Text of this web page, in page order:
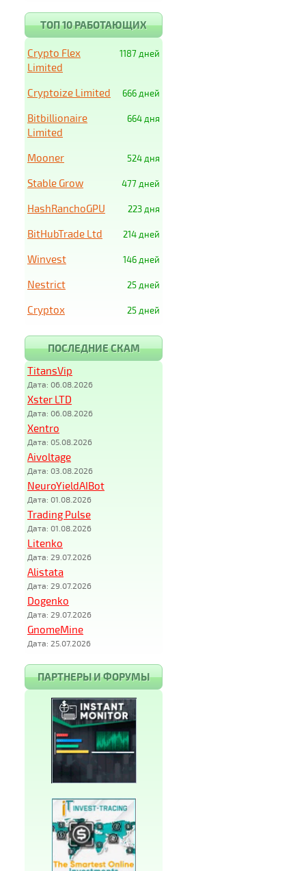
ТОП 10 РАБОТАЮЩИХ
1187 дней
Crypto Flex
Limited
666 дней
Cryptoize Limited
664 дня
Bitbillionaire
Limited
524 дня
Mooner
477 дней
Stable Grow
223 дня
HashRanchoGPU
214 дней
BitHubTrade Ltd
146 дней
Winvest
25 дней
Nestrict
25 дней
Cryptox
ПОСЛЕДНИЕ СКАМ
TitansVip
Дата: 06.08.2026
Xster LTD
Дата: 06.08.2026
Xentro
Дата: 05.08.2026
Aivoltage
Дата: 03.08.2026
NeuroYieldAIBot
Дата: 01.08.2026
Trading Pulse
Дата: 01.08.2026
Litenko
Дата: 29.07.2026
Alistata
Дата: 29.07.2026
Dogenko
Дата: 29.07.2026
GnomeMine
Дата: 25.07.2026
ПАРТНЕРЫ И ФОРУМЫ